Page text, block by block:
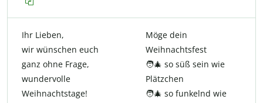
Ihr Lieben,
wir wünschen euch
ganz ohne Frage,
wundervolle
Weihnachtstage!
Möge dein
Weihnachtsfest
🧑‍🎄 so süß sein wie
Plätzchen
🧑‍🎄 so funkelnd wie